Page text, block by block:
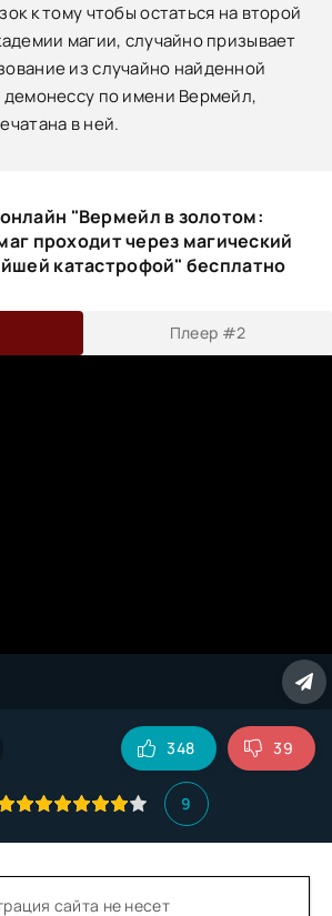
к тому чтобы остаться на второй
магии, случайно призывает
из случайно найденной
демонессу по имени Вермейл,
в ней.
"Вермейл в золотом:
проходит через магический
катастрофой" бесплатно
Плеер #2
9
348 39
сайта не несет